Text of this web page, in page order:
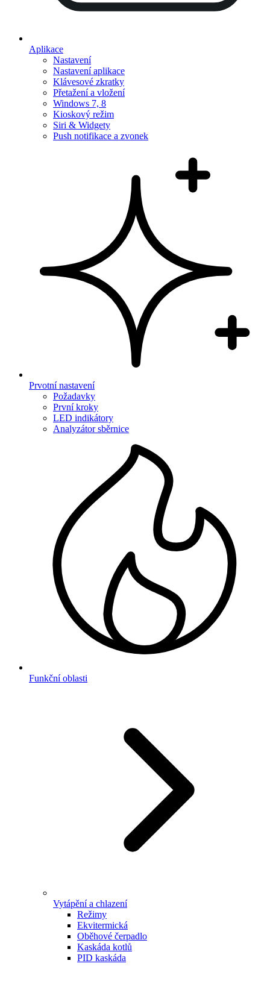
Aplikace
Nastavení
Nastavení aplikace
Klávesové zkratky
Přetažení a vložení
Windows 7, 8
Kioskový režim
Siri & Widgety
Push notifikace a zvonek
Prvotní nastavení
Požadavky
První kroky
LED indikátory
Analyzátor sběrnice
Funkční oblasti
Vytápění a chlazení
Režimy
Ekvitermická
Oběhové čerpadlo
Kaskáda kotlů
PID kaskáda